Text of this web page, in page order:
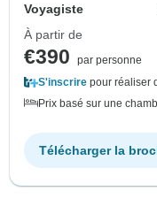
Voyagiste
À partir de
€390
par personne
S'inscrire pour réaliser
Prix basé sur une
Télécharger la